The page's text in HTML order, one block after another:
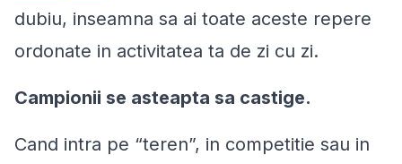
dubiu, inseamna sa ai toate aceste repere
ordonate in activitatea ta de zi cu zi.
Campionii se asteapta sa castige.
Cand intra pe “teren”, in competitie sau in